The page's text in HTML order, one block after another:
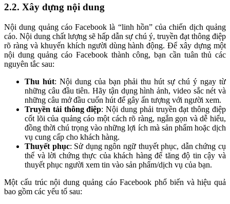
2.2. Xây dựng nội dung
Nội dung quảng cáo Facebook là “linh hồn” của chiến dịch quảng
cáo. Nội dung chất lượng sẽ hấp dẫn sự chú ý, truyền đạt thông điệp
rõ ràng và khuyến khích người dùng hành động. Để xây dựng một
nội dung quảng cáo Facebook thành công, bạn cần tuân thủ các
nguyên tắc sau:
Thu hút: Nội dung của bạn phải thu hút sự chú ý ngay từ
những câu đầu tiên. Hãy tận dụng hình ảnh, video sắc nét và
những câu mở đầu cuốn hút để gây ấn tượng với người xem.
Truyền tải thông điệp: Nội dung phải truyền đạt thông điệp
cốt lõi của quảng cáo một cách rõ ràng, ngắn gọn và dễ hiểu,
đồng thời chú trọng vào những lợi ích mà sản phẩm hoặc dịch
vụ cung cấp cho khách hàng.
Thuyết phục: Sử dụng ngôn ngữ thuyết phục, dẫn chứng cụ
thể và lời chứng thực của khách hàng để tăng độ tin cậy và
thuyết phục người xem tin vào sản phẩm/dịch vụ của bạn.
Một cấu trúc nội dung quảng cáo Facebook phổ biến và hiệu quả
bao gồm các yếu tố sau: